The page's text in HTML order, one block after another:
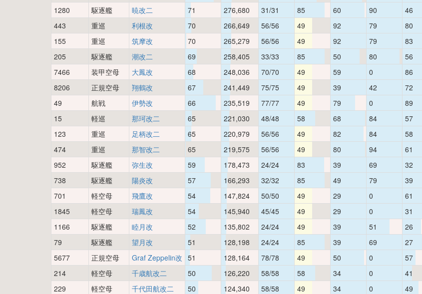
1280
駆逐艦 暁改二 71 276,680 31/31 85 60 90 46
443
重巡 利根改 70 266,649 56/56 49 92 79 80
155
重巡 筑摩改 70 265,279 56/56 49 92 79 83
205
駆逐艦 潮改二 69 258,405 33/33 85 50 80 56
7466
装甲空母 大鳳改 68 248,036 70/70 49 59 0 86
8206
正規空母 翔鶴改 67 241,449 75/75 49 39 42 72
49
航戦 伊勢改 66 235,519 77/77 49 79 0 89
15
軽巡 那珂改二 65 221,030 48/48 58 68 84 57
123
重巡 足柄改二 65 220,979 56/56 49 82 84 58
474
重巡 那智改二 65 219,575 56/56 49 80 94 61
952
駆逐艦 弥生改 59 178,473 24/24 83 39 69 32
738
駆逐艦 陽炎改 57 166,293 32/32 85 49 79 39
701
軽空母 飛鷹改 54 147,824 50/50 49 29 0 61
1845
軽空母 瑞鳳改 54 145,940 45/45 49 29 0 31
1166
駆逐艦 睦月改 52 135,802 24/24 49 39 51 26
79
駆逐艦 望月改 51 128,198 24/24 85 39 69 27
5677
正規空母 Graf Zeppelin改 51 128,164 78/78 49 50 0 57
214
軽空母 千歳航改二 50 126,220 58/58 58 34 0 41
229
軽空母 千代田航改二 50 124,340 58/58 49 34 0 49